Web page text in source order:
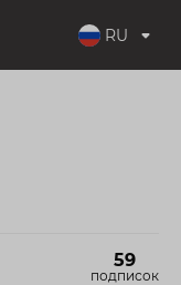
RU
59
подписок